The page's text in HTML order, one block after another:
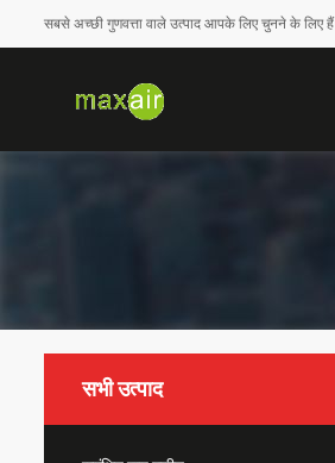
सबसे अच्छी गुणवत्ता वाले उत्पाद आपके लिए चुनने के लिए हैं
सभी उत्पाद